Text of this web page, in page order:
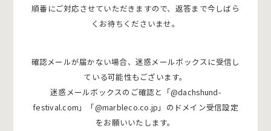
順番にご対応させていただきますので、返答まで今しばら
くお待ちくださいませ。
確認メールが届かない場合、迷惑メールボックスに受信し
ている可能性もございます。
迷惑メールボックスのご確認と「@dachshund-
festival.com」「@marbleco.co.jp」のドメイン受信設定
をお願いいたします。